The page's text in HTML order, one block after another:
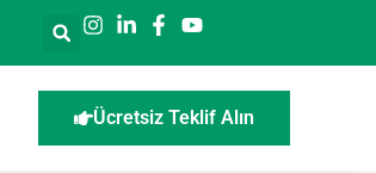
Ücretsiz Teklif Alın